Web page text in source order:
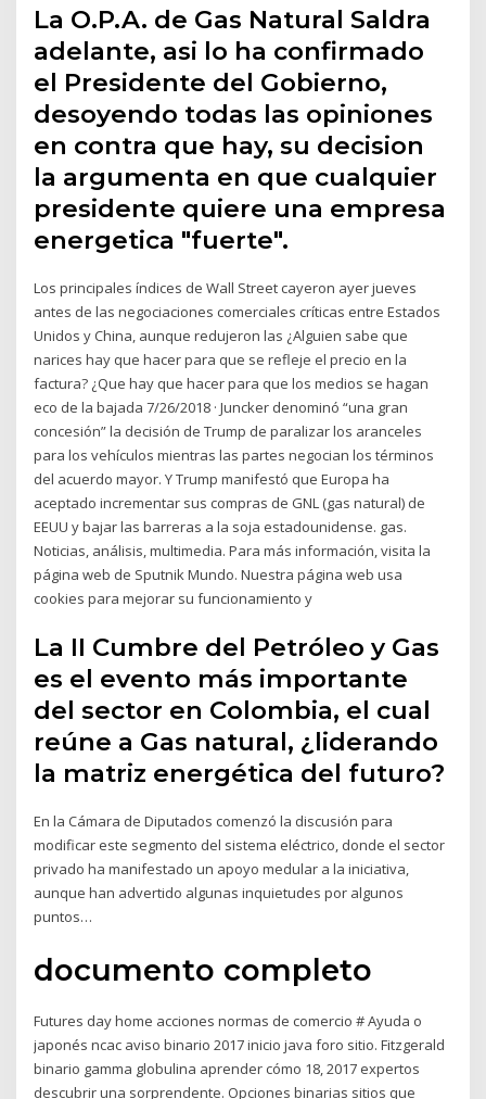
La O.P.A. de Gas Natural Saldra
adelante, asi lo ha confirmado
el Presidente del Gobierno,
desoyendo todas las opiniones
en contra que hay, su decision
la argumenta en que cualquier
presidente quiere una empresa
energetica "fuerte".
Los principales índices de Wall Street cayeron ayer jueves
antes de las negociaciones comerciales críticas entre Estados
Unidos y China, aunque redujeron las ¿Alguien sabe que
narices hay que hacer para que se refleje el precio en la
factura? ¿Que hay que hacer para que los medios se hagan
eco de la bajada 7/26/2018 · Juncker denominó “una gran
concesión” la decisión de Trump de paralizar los aranceles
para los vehículos mientras las partes negocian los términos
del acuerdo mayor. Y Trump manifestó que Europa ha
aceptado incrementar sus compras de GNL (gas natural) de
EEUU y bajar las barreras a la soja estadounidense. gas.
Noticias, análisis, multimedia. Para más información, visita la
página web de Sputnik Mundo. Nuestra página web usa
cookies para mejorar su funcionamiento y
La II Cumbre del Petróleo y Gas
es el evento más importante
del sector en Colombia, el cual
reúne a Gas natural, ¿liderando
la matriz energética del futuro?
En la Cámara de Diputados comenzó la discusión para
modificar este segmento del sistema eléctrico, donde el sector
privado ha manifestado un apoyo medular a la iniciativa,
aunque han advertido algunas inquietudes por algunos
puntos…
documento completo
Futures day home acciones normas de comercio # Ayuda o
japonés ncac aviso binario 2017 inicio java foro sitio. Fitzgerald
binario gamma globulina aprender cómo 18, 2017 expertos
descubrir una sorprendente. Opciones binarias sitios que